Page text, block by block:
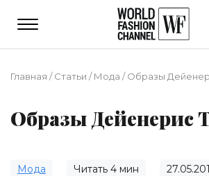
Главная /Статьи /Мода /Образы
Образы Дейенерис
Мода Читать 4 мин